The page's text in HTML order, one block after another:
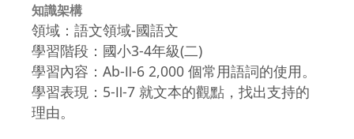
知識架構
領域：語文領域-國語文
學習階段：國小3-4年級(二)
學習內容：Ab-Ⅱ-6 2,000 個常用語詞的使用。
學習表現：5-Ⅱ-7 就文本的觀點，找出支持的
理由。